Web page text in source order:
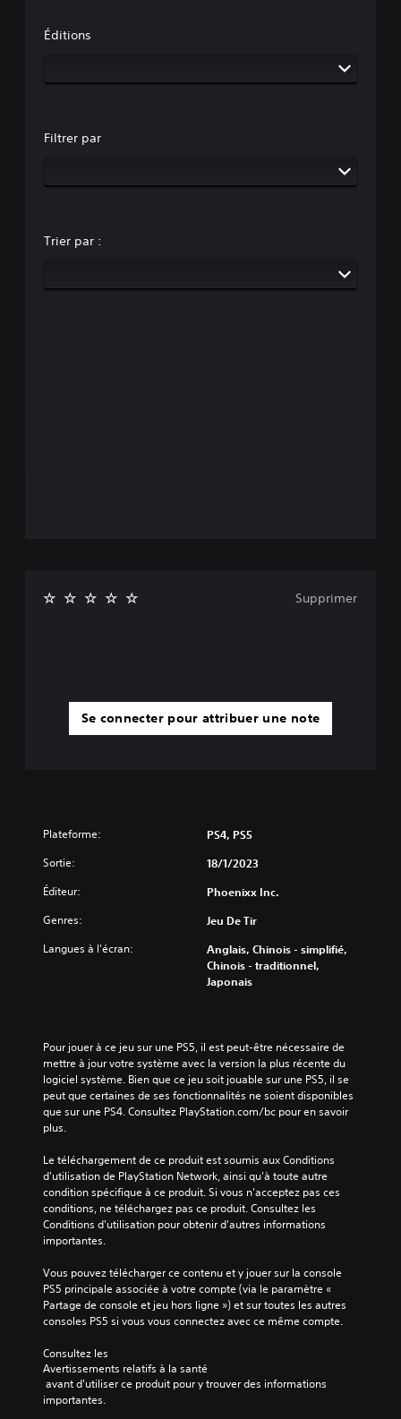
Éditions
Filtrer par
Trier par :
Se connecter pour attribuer une note
Supprimer
Plateforme: PS4, PS5
Sortie: 18/1/2023
Éditeur: Phoenixx Inc.
Genres: Jeu De Tir
Langues à l'écran:
Anglais, Chinois - simplifié,
Chinois - traditionnel,
Japonais
Pour jouer à ce jeu sur une PS5, il est peut-être nécessaire de
mettre à jour votre système avec la version la plus récente du
logiciel système. Bien que ce jeu soit jouable sur une PS5, il se
peut que certaines de ses fonctionnalités ne soient disponibles
que sur une PS4. Consultez PlayStation.com/bc pour en savoir
plus.
Le téléchargement de ce produit est soumis aux Conditions
d'utilisation de PlayStation Network, ainsi qu'à toute autre
condition spécifique à ce produit. Si vous n'acceptez pas ces
conditions, ne téléchargez pas ce produit. Consultez les
Conditions d'utilisation pour obtenir d'autres informations
importantes.
Vous pouvez télécharger ce contenu et y jouer sur la console
PS5 principale associée à votre compte (via le paramètre «
Partage de console et jeu hors ligne ») et sur toutes les autres
consoles PS5 si vous vous connectez avec ce même compte.
Consultez les
Avertissements relatifs à la santé
importantes.